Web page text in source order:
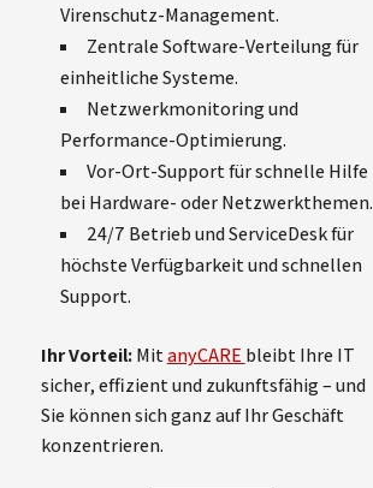
Virenschutz-Management.
Zentrale Software-Verteilung für
einheitliche Systeme.
Netzwerkmonitoring und
Performance-Optimierung.
Vor-Ort-Support für schnelle Hilfe
bei Hardware- oder Netzwerkthemen.
24/7 Betrieb und ServiceDesk für
höchste Verfügbarkeit und schnellen
Support.
Ihr Vorteil:MitanyCARE bleibt Ihre IT
sicher, effizient und zukunftsfähig – und
Sie können sich ganz auf Ihr Geschäft
konzentrieren.